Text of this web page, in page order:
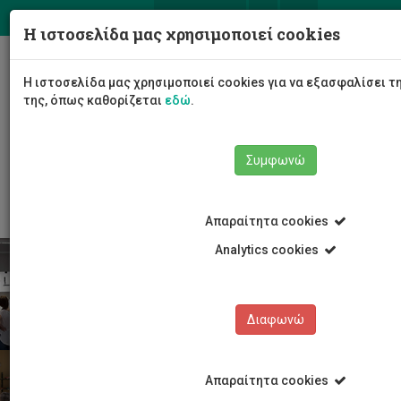
Σχολή Καλών και Εφαρμοσμένων Τεχνών
Τμήμα Πολυμέσων και Γραφικών Τεχνών
Η ιστοσελίδα μας χρησιμοποιεί cookies
Η ιστοσελίδα μας χρησιμοποιεί cookies για να εξασφαλίσει
της, όπως καθορίζεται εδώ.
Συμφωνώ
Απαραίτητα cookies
Analytics cookies
Διαφωνώ
Απαραίτητα cookies